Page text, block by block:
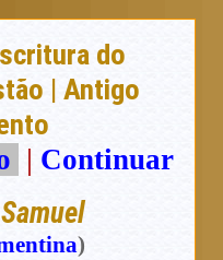
do
| Antigo
| Continuar
)